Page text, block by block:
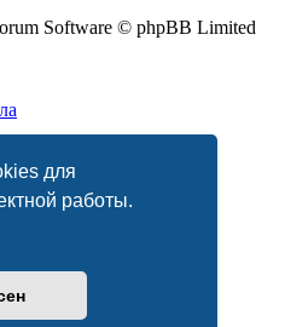
для
работы.
Software © phpBB Limited